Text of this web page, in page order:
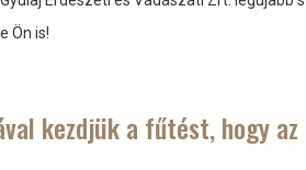
Ön is!
kezdjük a fűtést, hogy